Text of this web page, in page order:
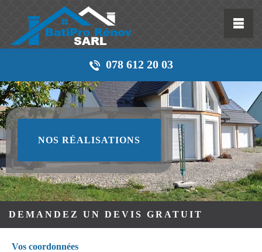
078 612 20 03
NOS RÉALISATIONS
DEMANDEZ UN DEVIS GRATUIT
Vos coordonnées